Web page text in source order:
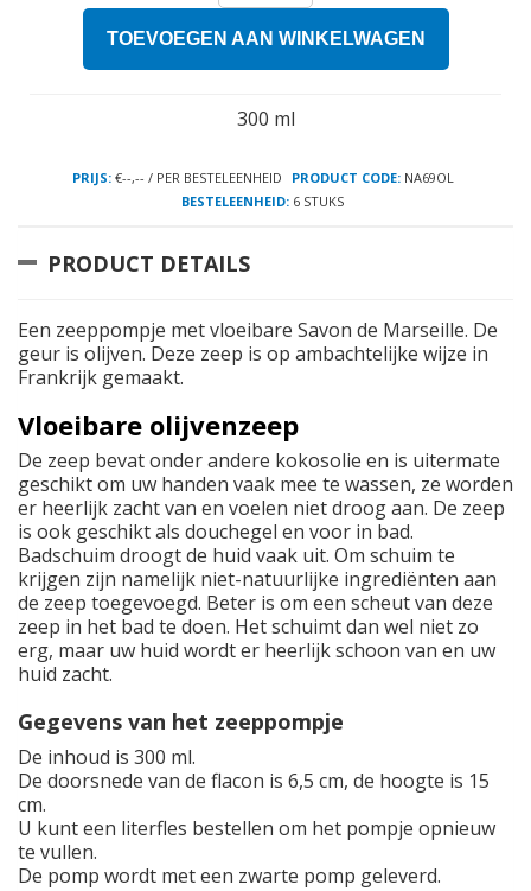
TOEVOEGEN AAN WINKELWAGEN
300 ml
PRIJS:€--,-- / PER BESTELEENHEID PRODUCT CODE:NA69OL
BESTELEENHEID: 6 STUKS
PRODUCT DETAILS
Een zeeppompje met vloeibare Savon de Marseille. De
geur is olijven. Deze zeep is op ambachtelijke wijze in
Frankrijk gemaakt.
Vloeibare olijvenzeep
De zeep bevat onder andere kokosolie en is uitermate
geschikt om uw handen vaak mee te wassen, ze worden
er heerlijk zacht van en voelen niet droog aan. De zeep
is ook geschikt als douchegel en voor in bad.
Badschuim droogt de huid vaak uit. Om schuim te
krijgen zijn namelijk niet-natuurlijke ingrediënten aan
de zeep toegevoegd. Beter is om een scheut van deze
zeep in het bad te doen. Het schuimt dan wel niet zo
erg, maar uw huid wordt er heerlijk schoon van en uw
huid zacht.
Gegevens van het zeeppompje
De inhoud is 300 ml.
De doorsnede van de flacon is 6,5 cm, de hoogte is 15
cm.
U kunt een literfles bestellen om het pompje opnieuw
te vullen.
De pomp wordt met een zwarte pomp geleverd.